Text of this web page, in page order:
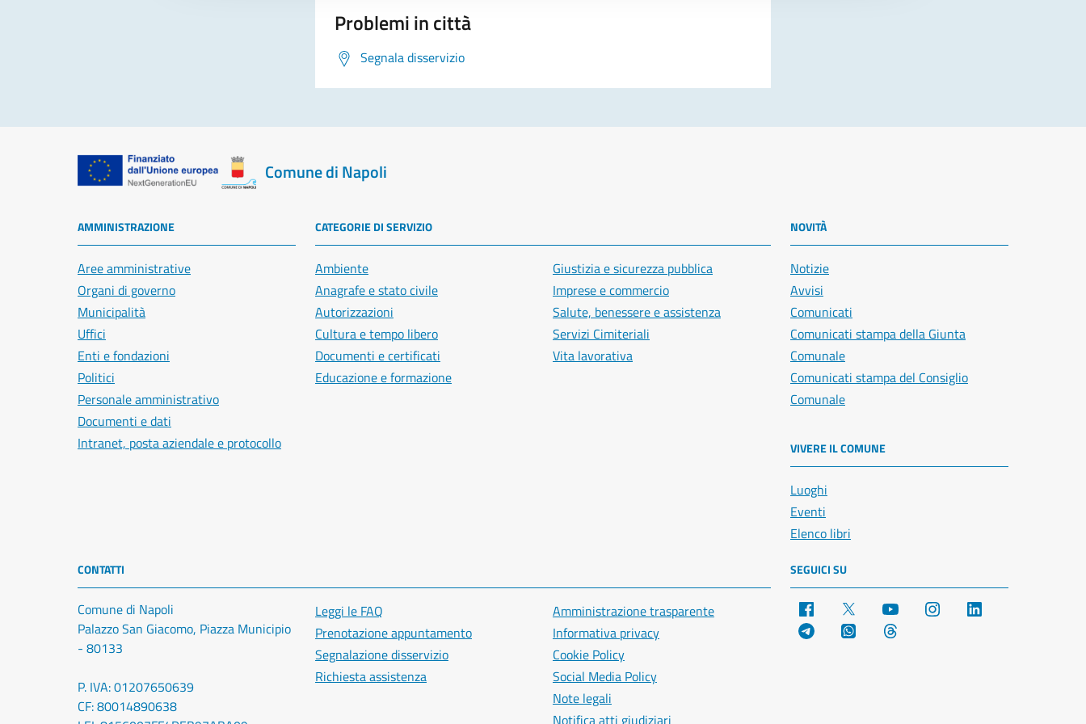
Problemi in città
Segnala disservizio
Comune di Napoli
AMMINISTRAZIONE
Aree amministrative
Organi di governo
Municipalità
Uffici
Enti e fondazioni
Politici
Personale amministrativo
Documenti e dati
Intranet, posta aziendale e protocollo
CATEGORIE DI SERVIZIO
Ambiente
Anagrafe e stato civile
Autorizzazioni
Cultura e tempo libero
Documenti e certificati
Educazione e formazione
Giustizia e sicurezza pubblica
Imprese e commercio
Salute, benessere e assistenza
Servizi Cimiteriali
Vita lavorativa
NOVITÀ
Notizie
Avvisi
Comunicati
Comunicati stampa della Giunta
Comunale
Comunicati stampa del Consiglio
Comunale
VIVERE IL COMUNE
Luoghi
Eventi
Elenco libri
CONTATTI
Comune di Napoli
Palazzo San Giacomo, Piazza Municipio
- 80133
P. IVA: 01207650639
CF: 80014890638
Leggi le FAQ
Prenotazione appuntamento
Segnalazione disservizio
Richiesta assistenza
Amministrazione trasparente
Informativa privacy
Cookie Policy
Social Media Policy
Note legali
SEGUICI SU
Facebook YouTube Instagram
Telegram WhatsApp